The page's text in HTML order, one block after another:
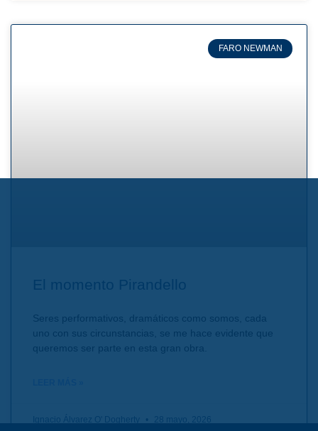
FARO NEWMAN
El momento Pirandello
Seres performativos, dramáticos como somos, cada
uno con sus circunstancias, se me hace evidente que
queremos ser parte en esta gran obra.
Ignacio Álvarez O' Dogherty 28 mayo, 2026